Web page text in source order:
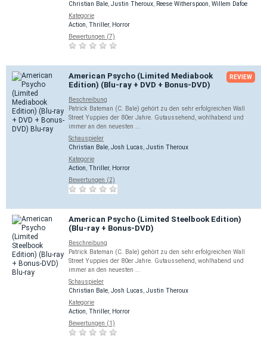
Christian Bale Justin Theroux Reese Witherspoon Willem Dafoe
Kategorie
Action Thriller, Horror
Bewertungen (7)
American Psycho (Limited Mediabook
Edition) (Blu-ray + DVD + Bonus-DVD)
REVIEW
Beschreibung
Patrick Bateman (C. Bale) gehört zu den sehr erfolgreichen Wall
Street Yuppies der 80er Jahre. Gutaussehend, wohlhabend und
immer an den neuesten ...
Schauspieler
Christian Bale Josh Lucas Justin Theroux
Kategorie
Action Thriller, Horror
Bewertungen (2)
American Psycho (Limited Steelbook Edition)
(Blu-ray + Bonus-DVD)
Beschreibung
Patrick Bateman (C. Bale) gehört zu den sehr erfolgreichen Wall
Street Yuppies der 80er Jahre. Gutaussehend, wohlhabend und
immer an den neuesten ...
Schauspieler
Christian Bale Josh Lucas Justin Theroux
Kategorie
Action Thriller, Horror
Bewertungen (1)